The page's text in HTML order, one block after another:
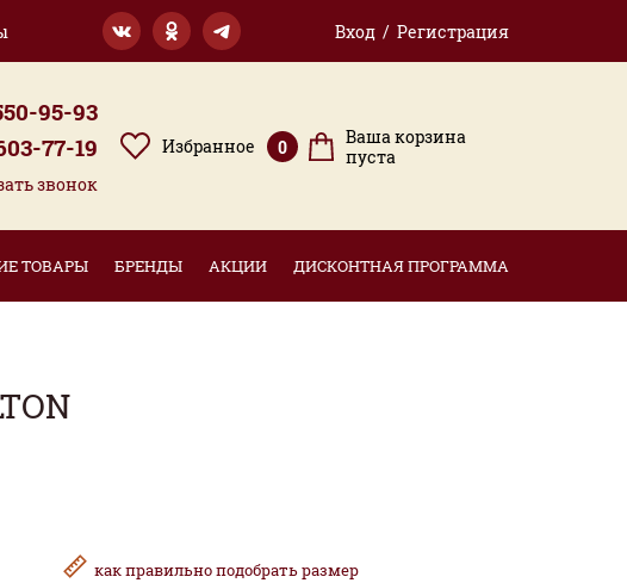
Вход / Регистрация
95-93
77-19
звонок
Избранное 0
Ваша корзина
пуста
ТОВАРЫ БРЕНДЫ АКЦИИ ДИСКОНТНАЯ ПРОГРАММА
какправильноподобрать размер